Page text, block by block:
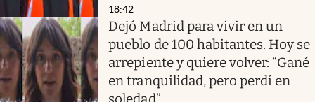
18:42
Dejó Madrid para vivir en un
pueblo de 100 habitantes. Hoy se
arrepiente y quiere volver: “Gané
en tranquilidad, pero perdí en
soledad”